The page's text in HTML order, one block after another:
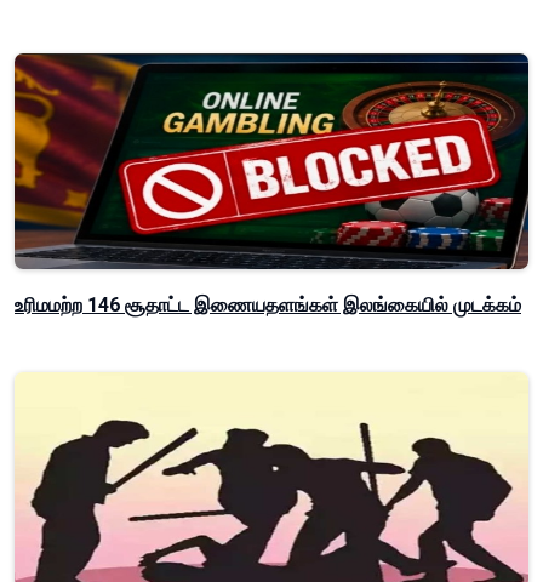
உரிமமற்ற 146 சூதாட்ட இணையதளங்கள் இலங்கையில் முடக்கம்